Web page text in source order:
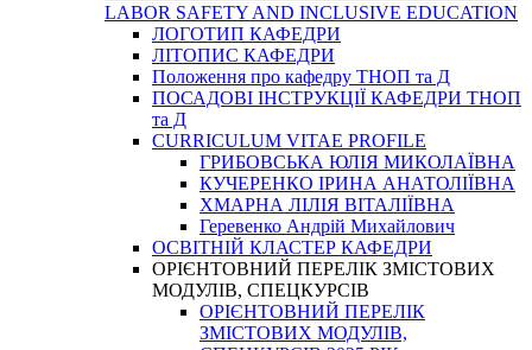
LABOR SAFETY AND INCLUSIVE EDUCATION
ЛОГОТИП КАФЕДРИ
ЛІТОПИС КАФЕДРИ
Положення про кафедру ТНОП та Д
ПОСАДОВІ ІНСТРУКЦІЇ КАФЕДРИ ТНОП
та Д
CURRICULUM VITAE PROFILE
ГРИБОВСЬКА ЮЛІЯ МИКОЛАЇВНА
КУЧЕРЕНКО ІРИНА АНАТОЛІЇВНА
ХМАРНА ЛІЛІЯ ВІТАЛІЇВНА
Геревенко Андрій Михайлович
ОСВІТНІЙ КЛАСТЕР КАФЕДРИ
ОРІЄНТОВНИЙ ПЕРЕЛІК ЗМІСТОВИХ
МОДУЛІВ, СПЕЦКУРСІВ
ОРІЄНТОВНИЙ ПЕРЕЛІК
ЗМІСТОВИХ МОДУЛІВ,